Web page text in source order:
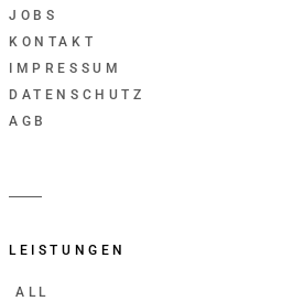
JOBS
KONTAKT
IMPRESSUM
DATENSCHUTZ
AGB
LEISTUNGEN
ALL